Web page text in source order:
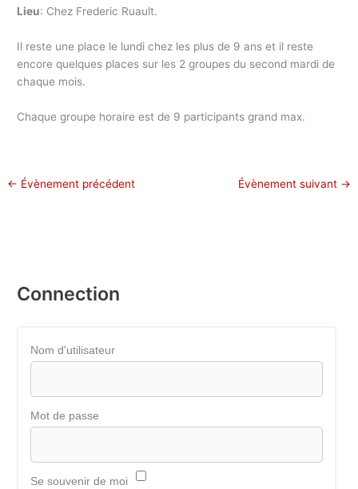
Lieu: Chez Frederic Ruault.
Il reste une place le lundi chez les plus de 9 ans et il reste
encore quelques places sur les 2 groupes du second mardi de
chaque mois.
Chaque groupe horaire est de 9 participants grand max.
← Évènement précédent Évènement suivant →
Connection
Nom d'utilisateur
Mot de passe
Se souvenir de moi